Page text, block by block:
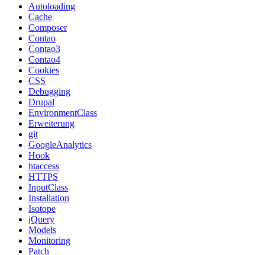
Autoloading
Cache
Composer
Contao
Contao3
Contao4
Cookies
CSS
Debugging
Drupal
EnvironmentClass
Erweiterung
git
GoogleAnalytics
Hook
htaccess
HTTPS
InputClass
Installation
Isotope
jQuery
Models
Monitoring
Patch